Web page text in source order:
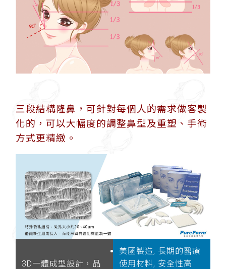
三段結構隆鼻，可針對每個人的需求做客製
化的，可以大幅度的調整鼻型及重塑、手術
方式更精緻。
3D一體成型設計，品
美國製造, 長期的醫療
使用材料, 安全性高